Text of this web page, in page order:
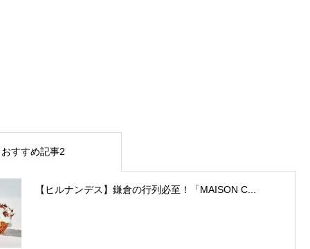
おすすめ記事2
【ヒルナンデス】鎌倉の行列必至！「MAISON C...